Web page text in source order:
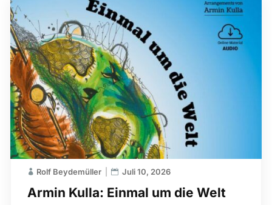
Armin Kulla: Einmal um die Welt
Rolf Beydemüller Juli 10, 2026